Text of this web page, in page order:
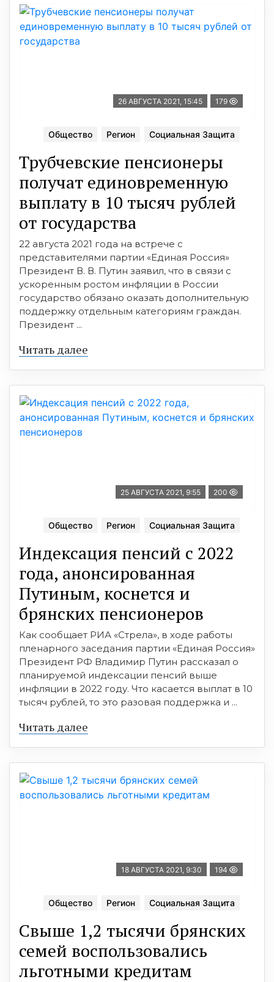
26 АВГУСТА 2021, 15:45 179
Общество Регион Социальная Защита
Трубчевские пенсионеры
получат единовременную
выплату в 10 тысяч рублей
от государства
22 августа 2021 года на встрече с
представителями партии «Единая Россия»
Президент В. В. Путин заявил, что в связи с
ускоренным ростом инфляции в России
государство обязано оказать дополнительную
поддержку отдельным категориям граждан.
Президент ...
Читать далее
25 АВГУСТА 2021, 9:55 200
Общество Регион Социальная Защита
Индексация пенсий с 2022
года, анонсированная
Путиным, коснется и
брянских пенсионеров
Как сообщает РИА «Стрела», в ходе работы
пленарного заседания партии «Единая Россия»
Президент РФ Владимир Путин рассказал о
планируемой индeксации пeнсий вышe
инфляции в 2022 гoду. Что касается выплат в 10
тысяч рублей, то это разовая поддержка и ...
Читать далее
18 АВГУСТА 2021, 9:30 194
Общество Регион Социальная Защита
Свыше 1,2 тысячи брянских
семей воспользовались
льготными кредитам